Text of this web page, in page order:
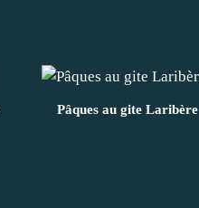
Pâques au gite Laribère